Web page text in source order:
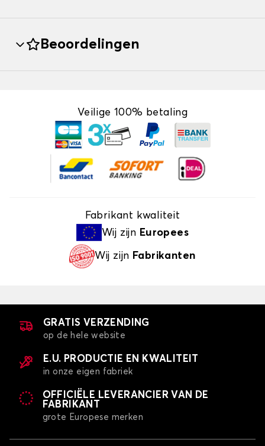
Beoordelingen
Veilige 100% betaling
Fabrikant kwaliteit
Wij zijn Europees
Wij zijn Fabrikanten
GRATIS VERZENDING
op de hele website
E.U. PRODUCTIE EN KWALITEIT
in onze eigen fabriek
OFFICIËLE LEVERANCIER VAN DE
FABRIKANT
grote Europese merken